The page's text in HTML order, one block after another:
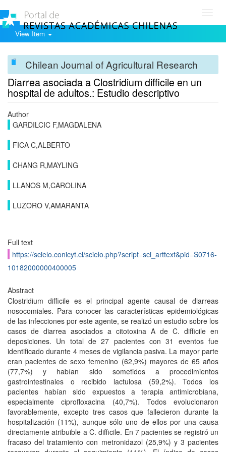
View Item
Chilean Journal of Agricultural Research
Diarrea asociada a Clostridium difficile en un
hospital de adultos.: Estudio descriptivo
Author
GARDILCIC F,MAGDALENA
FICA C,ALBERTO
CHANG R,MAYLING
LLANOS M,CAROLINA
LUZORO V,AMARANTA
Full text
https://scielo.conicyt.cl/scielo.php?script=sci_arttext&pid=S0716-
10182000000400005
Abstract
Clostridium difficile es el principal agente causal de diarreas
nosocomiales. Para conocer las características epidemiológicas
de las infecciones por este agente, se realizó un estudio sobre los
casos de diarrea asociados a citotoxina A de C. difficile en
deposiciones. Un total de 27 pacientes con 31 eventos fue
identificado durante 4 meses de vigilancia pasiva. La mayor parte
eran pacientes de sexo femenino (62,9%) mayores de 65 años
(77,7%) y habían sido sometidos a procedimientos
gastrointestinales o recibido lactulosa (59,2%). Todos los
pacientes habían sido expuestos a terapia antimicrobiana,
especialmente ciprofloxacina (40,7%). Todos evolucionaron
favorablemente, excepto tres casos que fallecieron durante la
hospitalización (11%), aunque sólo uno de ellos por una causa
directamente atribuible a C. difficile. En 7 pacientes se registró un
fracaso del tratamiento con metronidazol (25,9%) y 3 pacientes